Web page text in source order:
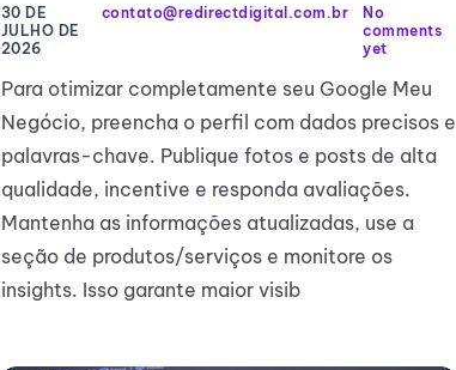
30 DE
JULHO DE
2026
contato@redirectdigital.com.br
No
comments
yet
Para otimizar completamente seu Google Meu
Negócio, preencha o perfil com dados precisos e
palavras-chave. Publique fotos e posts de alta
qualidade, incentive e responda avaliações.
Mantenha as informações atualizadas, use a
seção de produtos/serviços e monitore os
insights. Isso garante maior visib